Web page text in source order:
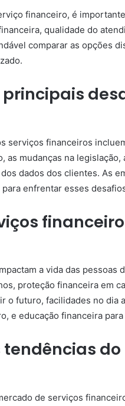
financeiro, é
qualidade do
comparar as opções
principais
serviços financeiros
as mudanças na
dados dos clientes. As
enfrentar esses
a vida das pessoas
proteção financeira em
o futuro, facilidades no dia
e educação financeira
tendências
de serviços